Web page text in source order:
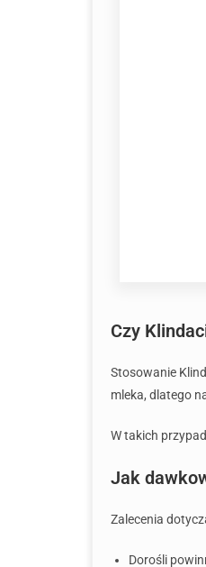
Czy
Stosowanie
mleka, dlatego
W takich
Jak
Zalecenia
Dorośli